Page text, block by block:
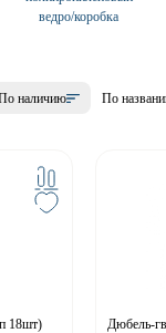
ведро/коробка
наличию По
18шт)
Дюбель-